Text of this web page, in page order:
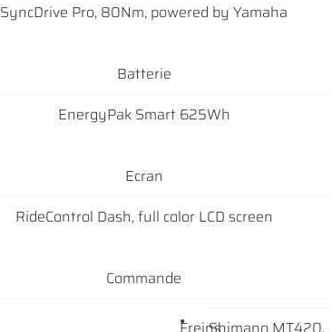
SyncDrive Pro, 80Nm, powered by Yamaha
Batterie
EnergyPak Smart 625Wh
Ecran
RideControl Dash, full color LCD screen
Commande